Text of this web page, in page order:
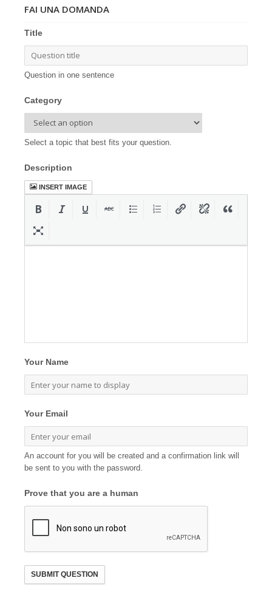
FAI UNA DOMANDA
Title
Question in one sentence
Category
Select a topic that best fits your question.
Description
INSERT IMAGE
Your Name
Your Email
An account for you will be created and a confirmation link will
be sent to you with the password.
Prove that you are a human
SUBMIT QUESTION